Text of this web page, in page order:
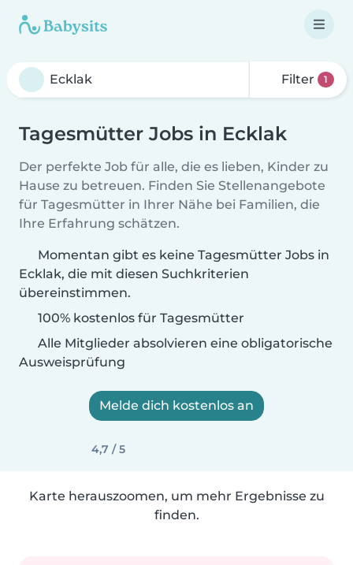
Filter 1
Tagesmütter Jobs in Ecklak
Der perfekte Job für alle, die es lieben, Kinder zu
Hause zu betreuen. Finden Sie Stellenangebote
für Tagesmütter in Ihrer Nähe bei Familien, die
Ihre Erfahrung schätzen.
Momentan gibt es keine Tagesmütter Jobs in
Ecklak, die mit diesen Suchkriterien
übereinstimmen.
100% kostenlos für Tagesmütter
Alle Mitglieder absolvieren eine obligatorische
Ausweisprüfung
Melde dich kostenlos an
4,7 / 5
Karte herauszoomen, um mehr Ergebnisse zu
finden.